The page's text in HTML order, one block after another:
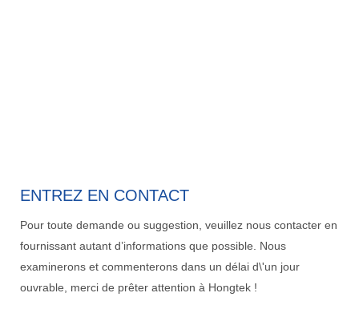
ENTREZ EN CONTACT
Pour toute demande ou suggestion, veuillez nous contacter en
fournissant autant d’informations que possible. Nous
examinerons et commenterons dans un délai d\'un jour
ouvrable, merci de prêter attention à Hongtek !